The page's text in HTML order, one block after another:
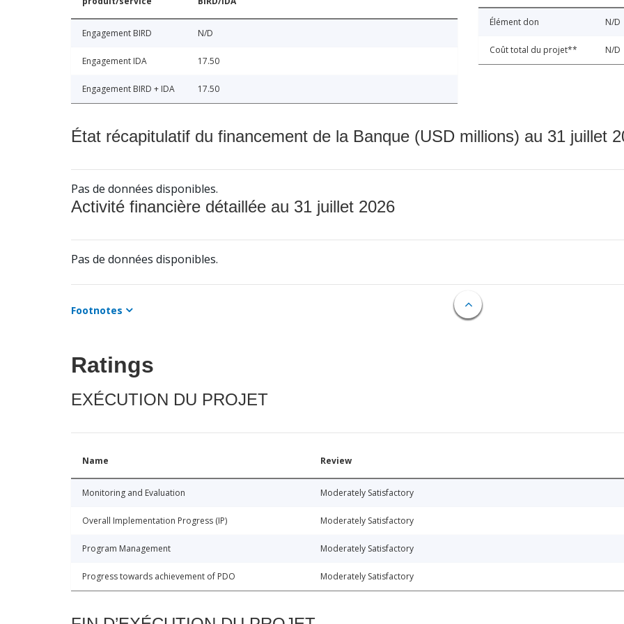
Engagement BIRD N/D
Engagement IDA 17.50
Engagement BIRD + IDA 17.50
Élément don N/D
Coût total du projet** N/D
État récapitulatif du financement de la Banque (USD millions) au 31 juillet
Pas de données disponibles.
Activité financière détaillée au 31 juillet 2026
Pas de données disponibles.
Footnotes
Ratings
EXÉCUTION DU PROJET
Name Review
Monitoring and Evaluation Moderately Satisfactory
Overall Implementation Progress (IP) Moderately Satisfactory
Program Management Moderately Satisfactory
Progress towards achievement of PDO Moderately Satisfactory